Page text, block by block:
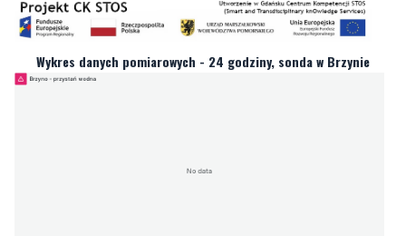
Wykres danych pomiarowych - 24 godziny, sonda w Brzynie